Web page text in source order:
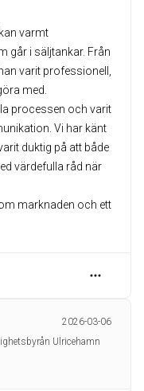
varmt
går i säljtankar. Från
varit professionell,
med.
processen och varit
Vi har känt
duktig på att både
värdefulla råd när
marknaden och ett
2026-03-06
Ulricehamn